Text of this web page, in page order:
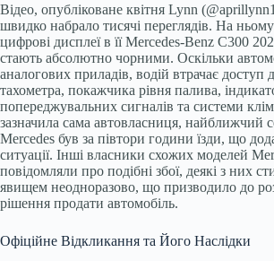
Відео, опубліковане квітня Lynn
швидко набрало тисячі переглядів. На
цифрові дисплеї в її Mercedes-Benz C300
стають абсолютно чорними. Оскільки
аналогових приладів, водій втрачає доступ
тахометра, покажчика рівня палива,
попереджувальних сигналів та системи
зазначила сама автовласниця, найближчий
Mercedes був за півтори години їзди, що
ситуації. Інші власники схожих моделей
повідомляли про подібні збої, деякі з них
явищем неодноразово, що призводило до
рішення продати автомобіль.
Офіційне Відкликання та Його Наслідки